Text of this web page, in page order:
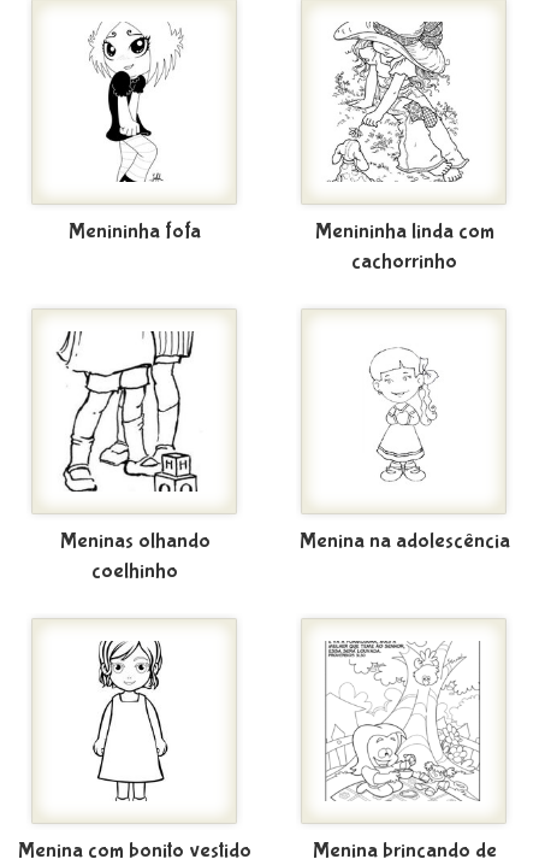
Menininha fofa
Menininha linda com
cachorrinho
Meninas olhando
coelhinho
Menina na adolescência
Menina com bonito vestido
Menina brincando de